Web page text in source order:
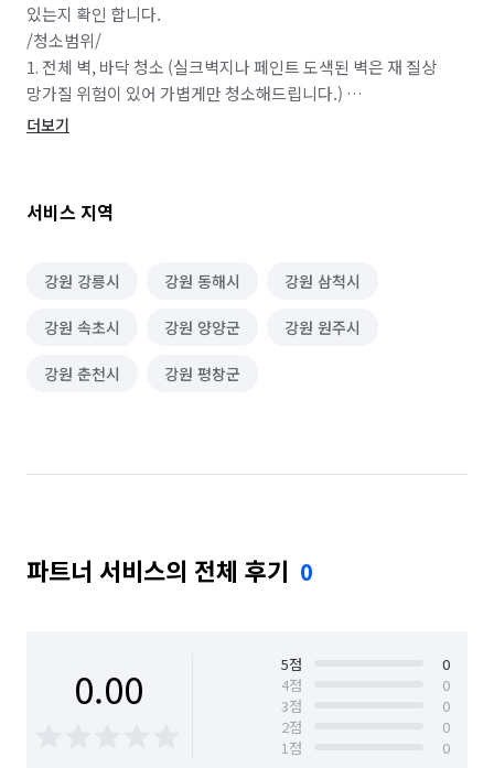
있는지 확인 합니다.
/청소범위/
1. 전체 벽, 바닥 청소 (실크벽지나 페인트 도색된 벽은 재 질상
망가질 위험이 있어 가볍게만 청소해드립니다.)
2. 주방 싱크대 거름망 청소 및 가스레인지와 후드필터 기 름,
3. 화장실 모든면 (바닥,천장,벽), 세면대, 변기, 수전(샤워 기등),
수건장, 환풍기, 하수구 커버 청소합니다. (환풍기, 하수구커버
4. 베란다 다용도실은 배수구가 있는 경우엔 물청소로 약품을
청소 (실내를 기준으로 실내쪽 면을 향한 면), 전체 창틀을
@추가비용 발생안내@
반려동물 털이 심하게 있을 경우
엘리베이터가 없는 3층의 이상의 경우
사전상담에서 확인되지 않은 비확장형 베란다,펜트리룸 등 별도의
더보기
서비스 지역
강원 강릉시 강원 동해시 강원 삼척시
강원 속초시 강원 양양군 강원 원주시
강원 춘천시 강원 평창군
파트너 서비스의 전체 후기 0
0.00 5점
0
4점
0
3점
0
2점
0
1점
0